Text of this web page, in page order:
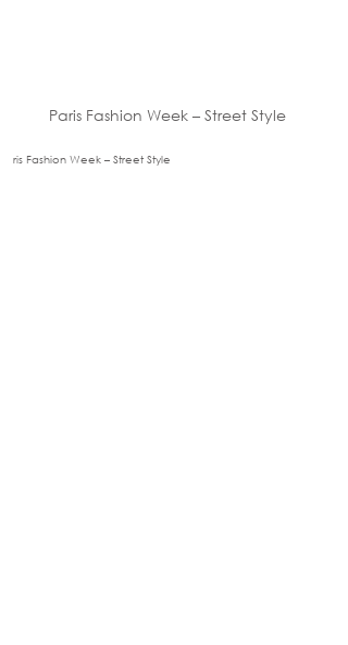
Paris Fashion Week – Street Style
ris Fashion Week – Street Style